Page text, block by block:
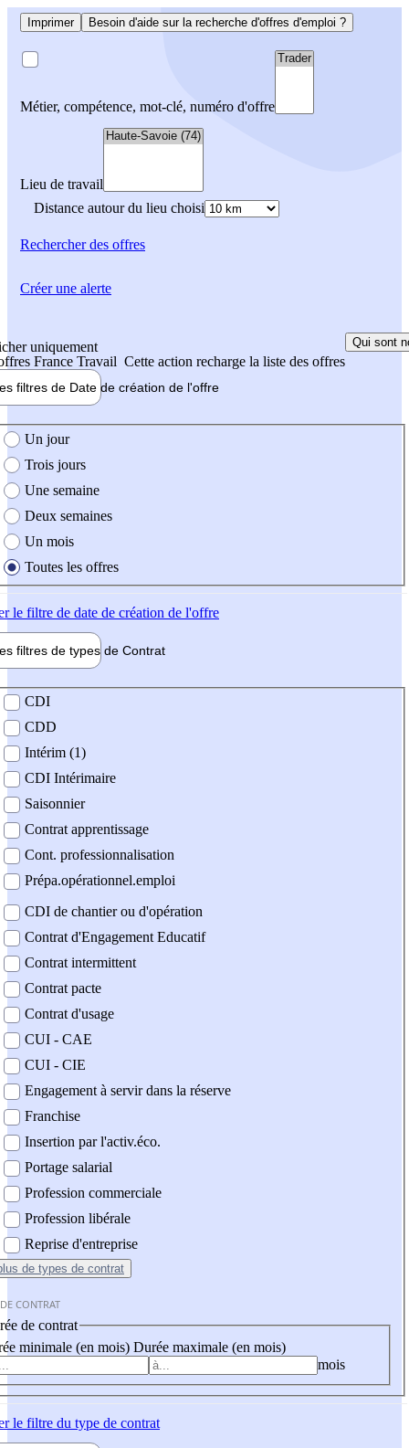
Imprimer Besoin d'aide sur la recherche d'offres d'emploi ?
Métier, compétence, mot-clé, numéro d'offre
Lieu de travail
Distance autour du lieu choisi
Rechercherdes offres
uniquement
France Travail Cette action recharge la liste des offres
Qui sont
filtres de Date de création de l'offre
création de l'offre
Un jour
Trois jours
Une semaine
Deux semaines
Un mois
Toutes les offres
le filtre de date de création de l'offre
filtres de types de Contrat
contrat
CDI
CDD
Intérim (1)
CDI Intérimaire
Saisonnier
Contrat apprentissage
Cont. professionnalisation
Prépa.opérationnel.emploi
CDI de chantier ou d'opération
Contrat d'Engagement Educatif
Contrat intermittent
Contrat pacte
Contrat d'usage
CUI - CAE
CUI - CIE
Engagement à servir dans la réserve
Franchise
Insertion par l'activ.éco.
Portage salarial
Profession commerciale
Profession libérale
Reprise d'entreprise
de types de contrat
CONTRAT
de contrat
minimale (en mois) Durée maximale (en mois)
mois
le filtre du type de contrat
Créer une alerte